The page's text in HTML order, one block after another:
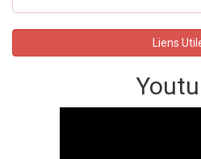
Liens